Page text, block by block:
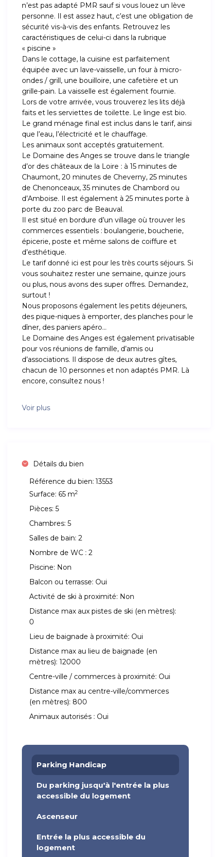
n’est pas adapté PMR sauf si vous louez un lève
personne. Il est assez haut, c’est une obligation de
sécurité vis-à-vis des enfants. Retrouvez les
caractéristiques de celui-ci dans la rubrique
« piscine »
Dans le cottage, la cuisine est parfaitement
équipée avec un lave-vaisselle, un four à micro-
ondes / grill, une bouilloire, une cafetière et un
grille-pain. La vaisselle est également fournie.
Lors de votre arrivée, vous trouverez les lits déjà
faits et les serviettes de toilette. Le linge est bio.
Le grand ménage final est inclus dans le tarif, ainsi
que l’eau, l’électricité et le chauffage.
Les animaux sont acceptés gratuitement.
Le Domaine des Anges se trouve dans le triangle
d’or des châteaux de la Loire : à 15 minutes de
Chaumont, 20 minutes de Cheverny, 25 minutes
de Chenonceaux, 35 minutes de Chambord ou
d’Amboise. Il est également à 25 minutes porte à
porte du zoo parc de Beauval.
Il est situé en bordure d’un village où trouver les
commerces essentiels : boulangerie, boucherie,
épicerie, poste et même salons de coiffure et
d’esthétique.
Le tarif donné ici est pour les très courts séjours. Si
vous souhaitez rester une semaine, quinze jours
ou plus, nous avons des super offres. Demandez,
surtout !
Nous proposons également les petits déjeuners,
des pique-niques à emporter, des planches pour le
dîner, des paniers apéro…
Le Domaine des Anges est également privatisable
pour vos réunions de famille, d’amis ou
d’associations. Il dispose de deux autres gîtes,
chacun de 10 personnes et non adaptés PMR. Là
encore, consultez nous !
Voir plus
Détails du bien
Référence du bien: 13553
Surface: 65 m2
Pièces: 5
Chambres: 5
Salles de bain: 2
Nombre de WC : 2
Piscine: Non
Balcon ou terrasse: Oui
Activité de ski à proximité: Non
Distance max aux pistes de ski (en mètres):
0
Lieu de baignade à proximité: Oui
Distance max au lieu de baignade (en
mètres): 12000
Centre-ville / commerces à proximité: Oui
Distance max au centre-ville/commerces
(en mètres): 800
Animaux autorisés : Oui
Parking Handicap
Du parking jusqu'à l'entrée la plus
accessible du logement
Ascenseur
Entrée la plus accessible du
logement